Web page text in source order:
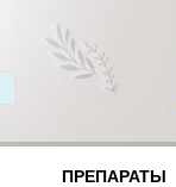
ПРЕПАРАТЫ